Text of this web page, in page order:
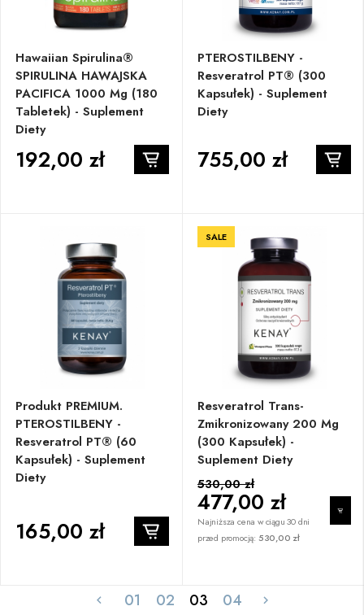
Hawaiian Spirulina®
SPIRULINA HAWAJSKA
PACIFICA 1000 Mg (180
Tabletek) - Suplement
Diety
192,00 zł
PTEROSTILBENY -
Resveratrol PT® (300
Kapsułek) - Suplement
Diety
755,00 zł
Produkt PREMIUM.
PTEROSTILBENY -
Resveratrol PT® (60
Kapsułek) - Suplement
Diety
165,00 zł
SALE
Resveratrol Trans-
Zmikronizowany 200 Mg
(300 Kapsułek) -
Suplement Diety
530,00 zł
477,00 zł
Najniższa cena w ciągu 30 dni
przed promocją: 530,00 zł
 01 02 03 04 